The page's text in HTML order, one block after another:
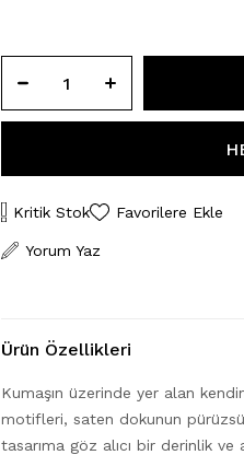
Kritik Stok Favorilere Ekle
Yorum Yaz
Ürün Özellikleri
Kumaşın üzerinde yer alan
motifleri, saten dokunun
tasarıma göz alıcı bir derinlik ve